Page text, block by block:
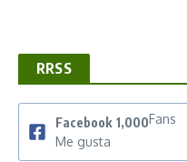
RRSS
Facebook 1,000Fans
Me gusta